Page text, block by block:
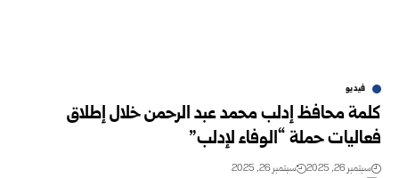
فيديو
كلمة محافظ إدلب محمد عبد الرحمن خلال إطلاق
فعاليات حملة “الوفاء لإدلب”
سبتمبر 26, 2025 سبتمبر 26, 2025